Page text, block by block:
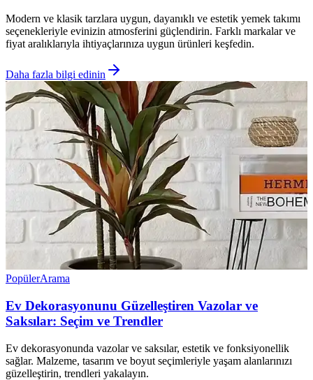
Modern ve klasik tarzlara uygun, dayanıklı ve estetik yemek takımı
seçenekleriyle evinizin atmosferini güçlendirin. Farklı markalar ve
fiyat aralıklarıyla ihtiyaçlarınıza uygun ürünleri keşfedin.
Daha fazla bilgi edinin
PopülerArama
Ev Dekorasyonunu Güzelleştiren Vazolar ve
Saksılar: Seçim ve Trendler
Ev dekorasyonunda vazolar ve saksılar, estetik ve fonksiyonellik
sağlar. Malzeme, tasarım ve boyut seçimleriyle yaşam alanlarınızı
güzelleştirin, trendleri yakalayın.